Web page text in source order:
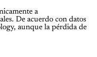
a
De acuerdo con datos
aunque la pérdida de